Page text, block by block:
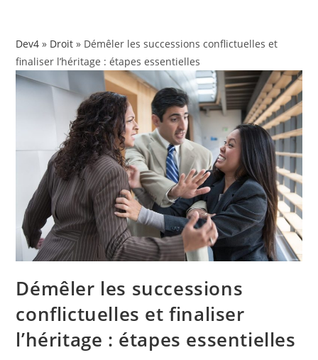
Dev4 » Droit » Démêler les successions conflictuelles et
finaliser l’héritage : étapes essentielles
Démêler les successions
conflictuelles et finaliser
l’héritage : étapes essentielles